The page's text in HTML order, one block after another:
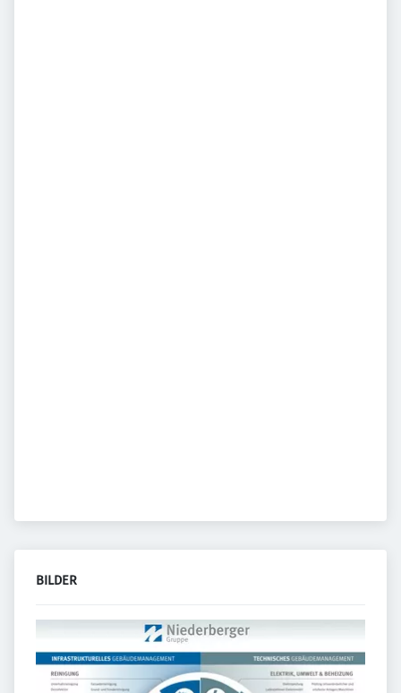
BILDER